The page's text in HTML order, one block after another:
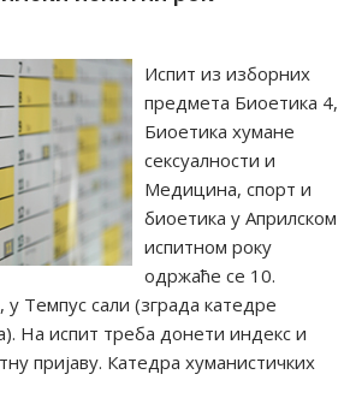
Испит из изборних
предмета Биоетика 4,
Биоетика хумане
сексуалности и
Медицина, спорт и
биоетика у Априлском
испитном року
одржаће се 10.
у Темпус сали (зграда катедре
На испит треба донети индекс и
пријаву. Катедра хуманистичких